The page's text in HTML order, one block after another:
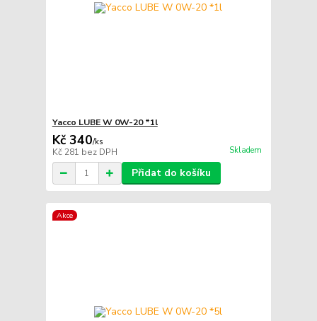
Yacco LUBE W 0W-20 *1l
Kč 340/ks
Kč 281 bez DPH Skladem
Přidat do košíku
Akce